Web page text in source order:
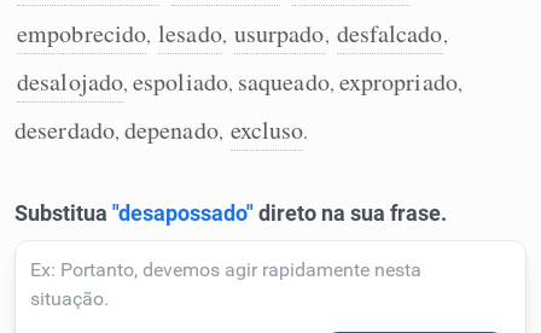
Corrigir Texto
Detector de IA
Humanizador de IA
empobrecido, lesado, usurpado, desfalcado,
desalojado, espoliado, saqueado, expropriado,
deserdado, depenado, excluso.